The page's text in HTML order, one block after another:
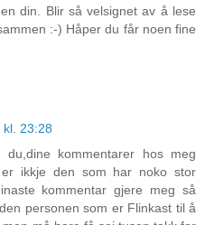
din. Blir så velsignet av å lese
:-) Håper du får noen fine
kl. 23:28
kommentarer hos meg
ikkje den som har noko stor
kommentar gjere meg så
personen som er Flinkast til å